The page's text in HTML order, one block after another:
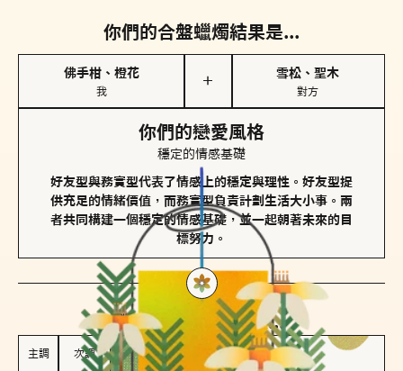
你們的合盤蠟燭結果是...
佛手柑、橙花
我
＋
雪松、聖木
對方
你們的戀愛風格
穩定的情感基礎
好友型與務實型代表了情感上的穩定與理性。好友型提
供充足的情緒價值，而務實型負責計劃生活大小事。兩
者共同構建一個穩定的情感基礎，並一起朝著未來的目
標努力。
對方的主調蠟燭是...
主調 次調